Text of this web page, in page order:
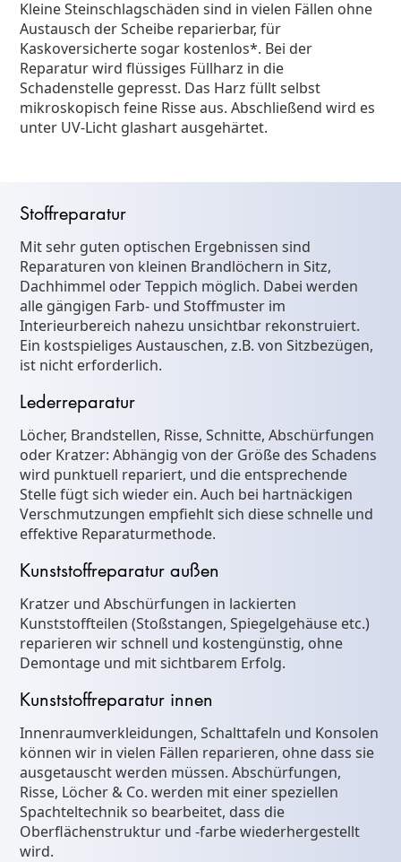
Kleine Steinschlagschäden sind in vielen Fällen ohne
Austausch der Scheibe reparierbar, für
Kaskoversicherte sogar kostenlos*. Bei der
Reparatur wird flüssiges Füllharz in die
Schadenstelle gepresst. Das Harz füllt selbst
mikroskopisch feine Risse aus. Abschließend wird es
unter UV-Licht glashart ausgehärtet.
Stoffreparatur
Mit sehr guten optischen Ergebnissen sind
Reparaturen von kleinen Brandlöchern in Sitz,
Dachhimmel oder Teppich möglich. Dabei werden
alle gängigen Farb- und Stoffmuster im
Interieurbereich nahezu unsichtbar rekonstruiert.
Ein kostspieliges Austauschen, z.B. von Sitzbezügen,
ist nicht erforderlich.
Lederreparatur
Löcher, Brandstellen, Risse, Schnitte, Abschürfungen
oder Kratzer: Abhängig von der Größe des Schadens
wird punktuell repariert, und die entsprechende
Stelle fügt sich wieder ein. Auch bei hartnäckigen
Verschmutzungen empfiehlt sich diese schnelle und
effektive Reparaturmethode.
Kunststoffreparatur außen
Kratzer und Abschürfungen in lackierten
Kunststoffteilen (Stoßstangen, Spiegelgehäuse etc.)
reparieren wir schnell und kostengünstig, ohne
Demontage und mit sichtbarem Erfolg.
Kunststoffreparatur innen
Innenraumverkleidungen, Schalttafeln und Konsolen
können wir in vielen Fällen reparieren, ohne dass sie
ausgetauscht werden müssen. Abschürfungen,
Risse, Löcher & Co. werden mit einer speziellen
Spachteltechnik so bearbeitet, dass die
Oberflächenstruktur und -farbe wiederhergestellt
wird.